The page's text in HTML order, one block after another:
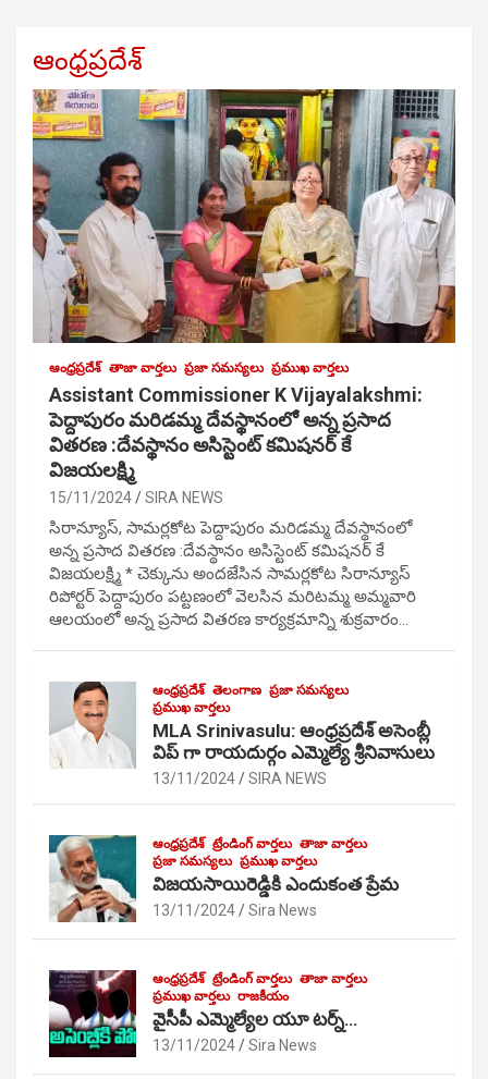
ఆంధ్రప్రదేశ్
ఆంధ్రప్రదేశ్ తాజా వార్తలు ప్రజా సమస్యలు ప్రముఖ వార్తలు
Assistant Commissioner K Vijayalakshmi:
పెద్దాపురం మరిడమ్మ దేవస్థానంలో అన్న ప్రసాద
వితరణ :దేవస్థానం అసిస్టెంట్ కమిషనర్ కే
విజయలక్ష్మి
15/11/2024 SIRA NEWS
సిరాన్యూస్, సామర్లకోట పెద్దాపురం మరిడమ్మ దేవస్థానంలో
అన్న ప్రసాద వితరణ :దేవస్థానం అసిస్టెంట్ కమిషనర్ కే
విజయలక్ష్మి * చెక్కును అందజేసిన సామర్లకోట సిరాన్యూస్
రిపోర్టర్ పెద్దాపురం పట్టణంలో వెలసిన మరిటమ్మ అమ్మవారి
ఆలయంలో అన్న ప్రసాద వితరణ కార్యక్రమాన్ని శుక్రవారం…
ఆంధ్రప్రదేశ్ తెలంగాణ ప్రజా సమస్యలు
ప్రముఖ వార్తలు
MLA Srinivasulu: ఆంధ్రప్రదేశ్ అసెంబ్లీ
విప్ గా రాయదుర్గం ఎమ్మెల్యే శ్రీనివాసులు
13/11/2024 SIRA NEWS
ఆంధ్రప్రదేశ్ ట్రేండింగ్ వార్తలు తాజా వార్తలు
ప్రజా సమస్యలు ప్రముఖ వార్తలు
విజయసాయిరెడ్డికి ఎందుకంత ప్రేమ
13/11/2024 Sira News
ఆంధ్రప్రదేశ్ ట్రేండింగ్ వార్తలు తాజా వార్తలు
ప్రముఖ వార్తలు రాజకీయం
వైసీపీ ఎమ్మెల్యేల యూ టర్న్…
13/11/2024 Sira News